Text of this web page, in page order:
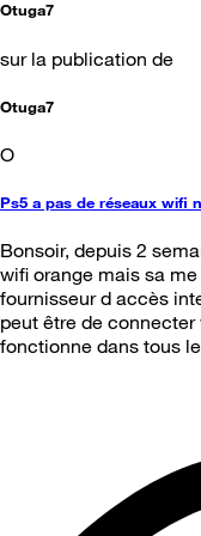
Otuga7
sur la publication de
Otuga7
O
Ps5 a pas de réseaux wifi
Bonsoir, depuis 2
wifi orange mais sa
fournisseur d accès
peut être de
fonctionne dans tous